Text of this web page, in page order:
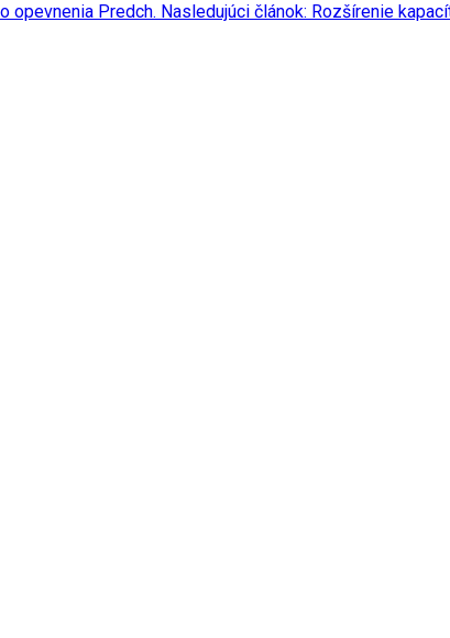
opevnenia Predch. Nasledujúci článok: Rozšírenie